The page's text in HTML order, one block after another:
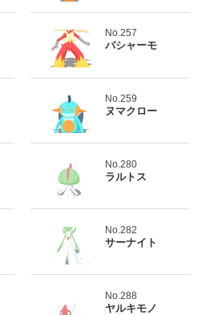
No.257
バシャーモ
No.259
ヌマクロー
No.280
ラルトス
No.282
サーナイト
No.288
ヤルキモノ